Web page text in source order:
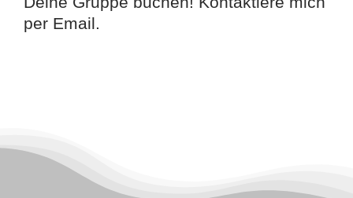
per Email.